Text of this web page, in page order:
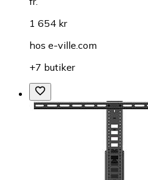
1 654 kr
hos e-ville.com
+7 butiker